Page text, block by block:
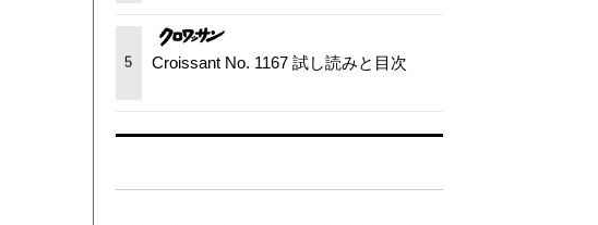
5 Croissant No. 1167 試し読みと目次